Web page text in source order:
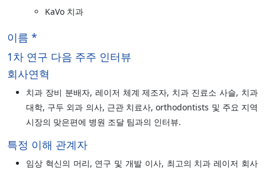
KaVo 치과
이름 *
1차 연구 다음 주주 인터뷰
회사연혁
치과 장비 분배자, 레이저 체계 제조자, 치과 진료소 사슬, 치과
대학, 구두 외과 의사, 근관 치료사, orthodontists 및 주요 지역
시장의 맞은편에 병원 조달 팀과의 인터뷰.
특정 이해 관계자
임상 혁신의 머리, 연구 및 개발 이사, 최고의 치과 레이저 회사